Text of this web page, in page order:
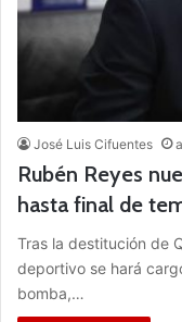
José Luis Cifuentes
Rubén Reyes
hasta final de
Tras la destitución de
deportivo se hará
bomba,…